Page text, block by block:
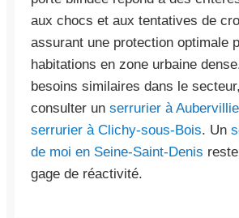
aux chocs et aux tentatives de
assurant une protection optimale
habitations en zone urbaine
besoins similaires dans le
consulter un serrurier à
serrurier à Clichy-sous-Bois. Un
de moi en Seine-Saint-Denis
gage de réactivité.